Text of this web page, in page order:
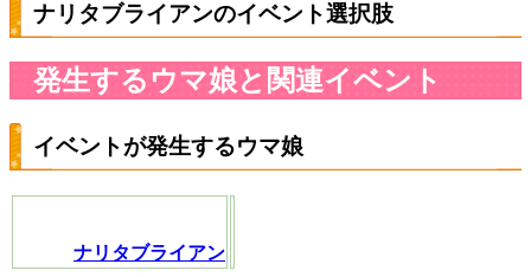
ナリタブライアンのイベント選択肢
発生するウマ娘と関連イベント
イベントが発生するウマ娘
ナリタブライアン